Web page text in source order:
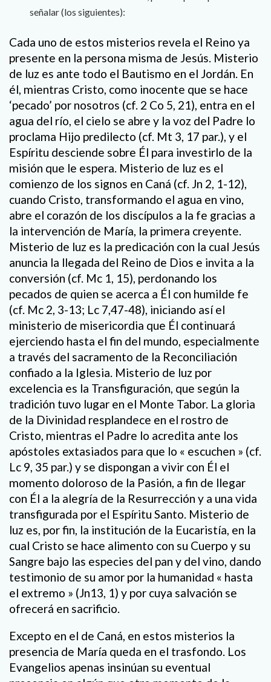
señalar (los siguientes):
Cada uno de estos misterios revela el Reino ya
presente en la persona misma de Jesús. Misterio
de luz es ante todo el Bautismo en el Jordán. En
él, mientras Cristo, como inocente que se hace
‘pecado’ por nosotros (cf. 2 Co 5, 21), entra en el
agua del río, el cielo se abre y la voz del Padre lo
proclama Hijo predilecto (cf. Mt 3, 17 par.), y el
Espíritu desciende sobre Él para investirlo de la
misión que le espera. Misterio de luz es el
comienzo de los signos en Caná (cf. Jn 2, 1-12),
cuando Cristo, transformando el agua en vino,
abre el corazón de los discípulos a la fe gracias a
la intervención de María, la primera creyente.
Misterio de luz es la predicación con la cual Jesús
anuncia la llegada del Reino de Dios e invita a la
conversión (cf. Mc 1, 15), perdonando los
pecados de quien se acerca a Él con humilde fe
(cf. Mc 2, 3-13; Lc 7,47-48), iniciando así el
ministerio de misericordia que Él continuará
ejerciendo hasta el fin del mundo, especialmente
a través del sacramento de la Reconciliación
confiado a la Iglesia. Misterio de luz por
excelencia es la Transfiguración, que según la
tradición tuvo lugar en el Monte Tabor. La gloria
de la Divinidad resplandece en el rostro de
Cristo, mientras el Padre lo acredita ante los
apóstoles extasiados para que lo « escuchen » (cf.
Lc 9, 35 par.) y se dispongan a vivir con Él el
momento doloroso de la Pasión, a fin de llegar
con Él a la alegría de la Resurrección y a una vida
transfigurada por el Espíritu Santo. Misterio de
luz es, por fin, la institución de la Eucaristía, en la
cual Cristo se hace alimento con su Cuerpo y su
Sangre bajo las especies del pan y del vino, dando
testimonio de su amor por la humanidad « hasta
el extremo » (Jn13, 1) y por cuya salvación se
ofrecerá en sacrificio.
Excepto en el de Caná, en estos misterios la
presencia de María queda en el trasfondo. Los
Evangelios apenas insinúan su eventual